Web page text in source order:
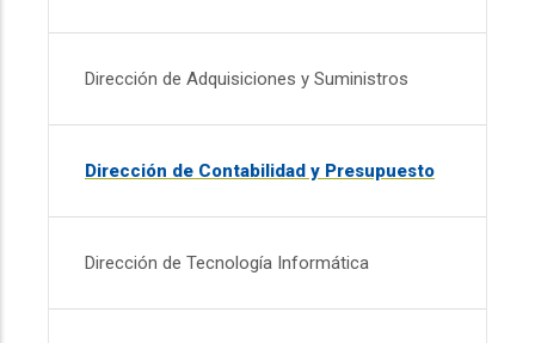
Dirección de Adquisiciones y Suministros
Dirección de Contabilidad y Presupuesto
Dirección de Tecnología Informática